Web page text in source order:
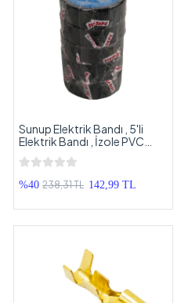
Sunup Elektrik Bandı , 5'li
Elektrik Bandı , İzole PVC
Elektrikçi Bant 10 Metre 5'li
Paket 0.13x18mm
%40 238,31 TL 142,99 TL